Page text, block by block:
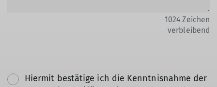
1024 Zeichen
verbleibend
Hiermit bestätige ich die Kenntnisnahme der